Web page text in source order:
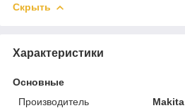
Скрыть
Характеристики
Основные
Производитель
Makita